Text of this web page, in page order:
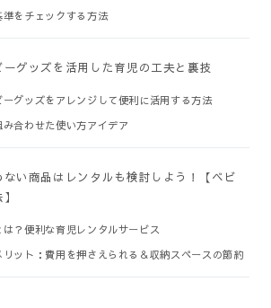
をチェックする方法
グッズを活用した育児の工夫と裏技
ーグッズをアレンジして便利に活用する方法
合わせた使い方アイデア
ない商品はレンタルも検討しよう！【ベビ
は？便利な育児レンタルサービス
リット：費用を押さえられる＆収納スペースの節約